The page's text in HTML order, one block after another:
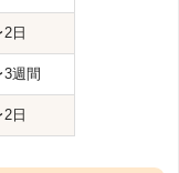
2日
3週間
2日